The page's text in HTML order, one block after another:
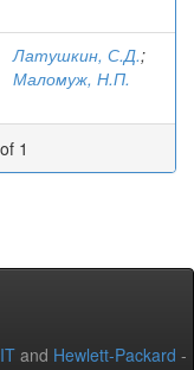
Латушкин, С.Д.;
Маломуж, Н.П.
1
and Hewlett-Packard -